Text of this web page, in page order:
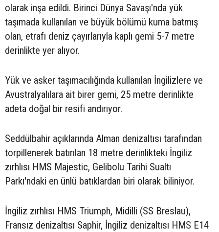
olarak inşa edildi. Birinci Dünya Savaşı'nda yük
taşımada kullanılan ve büyük bölümü kuma batmış
olan, etrafı deniz çayırlarıyla kaplı gemi 5-7 metre
derinlikte yer alıyor.
Yük ve asker taşımacılığında kullanılan İngilizlere ve
Avustralyalılara ait birer gemi, 25 metre derinlikte
adeta doğal bir resifi andırıyor.
Seddülbahir açıklarında Alman denizaltısı tarafından
torpillenerek batırılan 18 metre derinlikteki İngiliz
zırhlısı HMS Majestic, Gelibolu Tarihi Sualtı
Parkı'ndaki en ünlü batıklardan biri olarak biliniyor.
İngiliz zırhlısı HMS Triumph, Midilli (SS Breslau),
Fransız denizaltısı Saphir, İngiliz denizaltısı HMS E14